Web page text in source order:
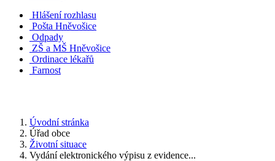
Hlášení rozhlasu
Pošta Hněvošice
Odpady
ZŠ a MŠ Hněvošice
Ordinace lékařů
Farnost
Úvodní stránka
Úřad obce
Životní situace
Vydání elektronického výpisu z evidence...